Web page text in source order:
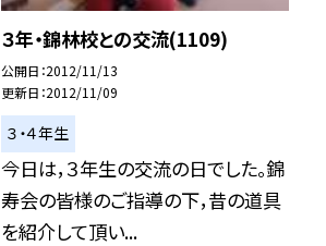
３年・錦林校との交流(1109)
公開日 2012/11/13
更新日 2012/11/09
３・４年生
今日は，３年生の交流の日でした。錦
寿会の皆様のご指導の下，昔の道具
を紹介して頂い...